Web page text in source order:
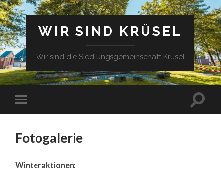
WIR SIND KRÜSEL
Wir sind die Siedlungsgemeinschaft Krüsel
Fotogalerie
Winteraktionen: